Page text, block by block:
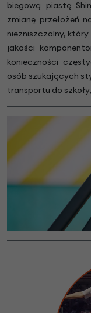
biegową piastę
zmianę przełożeń
niezniszczalny,
jakości
konieczności
osób szukających
transportu do